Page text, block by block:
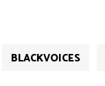
BLACKVOICES